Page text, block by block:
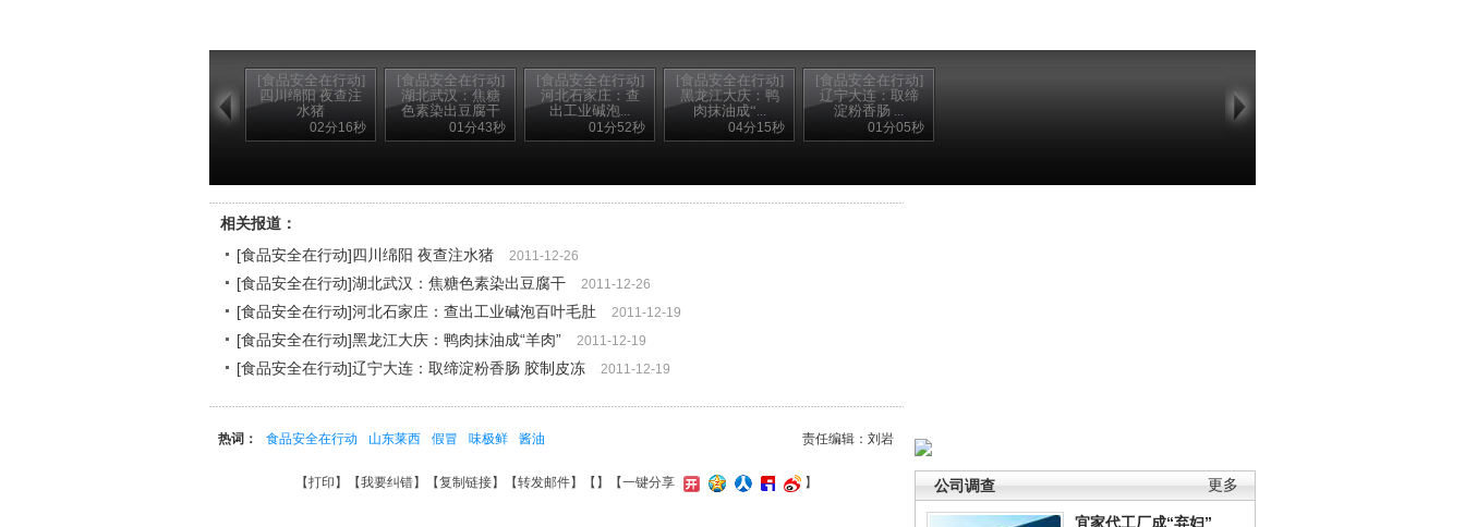
[食品安全在行动]
四川绵阳 夜查注
水猪
02分16秒
[食品安全在行动]
湖北武汉：焦糖
色素染出豆腐干
01分43秒
[食品安全在行动]
河北石家庄：查
出工业碱泡...
01分52秒
[食品安全在行动]
黑龙江大庆：鸭
肉抹油成“...
04分15秒
[食品安全在行动]
辽宁大连：取缔
淀粉香肠 ...
01分05秒
更多
公司调查
宜家代工厂成“弃妇”
相关报道：
[食品安全在行动]四川绵阳 夜查注水猪
2011-12-26
[食品安全在行动]湖北武汉：焦糖色素染出豆腐干 2011-12-26
[食品安全在行动]河北石家庄：查出工业碱泡百叶毛肚 2011-12-19
[食品安全在行动]黑龙江大庆：鸭肉抹油成“羊肉” 2011-12-19
[食品安全在行动]辽宁大连：取缔淀粉香肠 胶制皮冻 2011-12-19
责任编辑：刘岩
热词： 食品安全在行动 山东莱西 假冒 味极鲜 酱油
【打印 】【我要纠错】【复制链接】【转发邮件】【 】 【一键分享 】